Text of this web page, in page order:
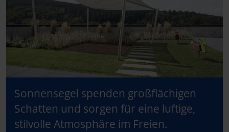
Sonnensegel spenden großflächigen
Schatten und sorgen für eine luftige,
stilvolle Atmosphäre im Freien.